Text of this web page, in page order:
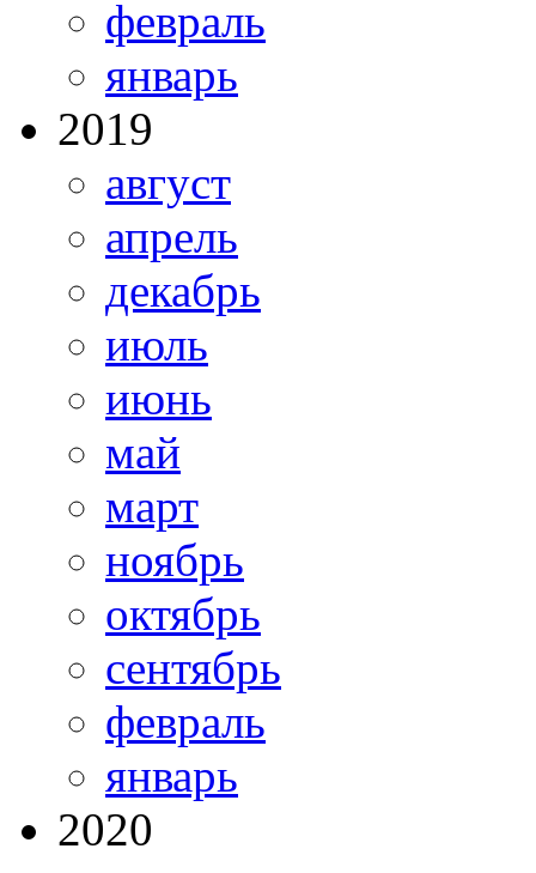
февраль
январь
2019
август
апрель
декабрь
июль
июнь
май
март
ноябрь
октябрь
сентябрь
февраль
январь
2020